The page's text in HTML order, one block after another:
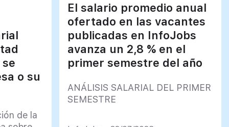
o su
de la
El salario promedio anual
ofertado en las vacantes
publicadas en InfoJobs
avanza un 2,8 % en el
primer semestre del año
ANÁLISIS SALARIAL DEL PRIMER
SEMESTRE